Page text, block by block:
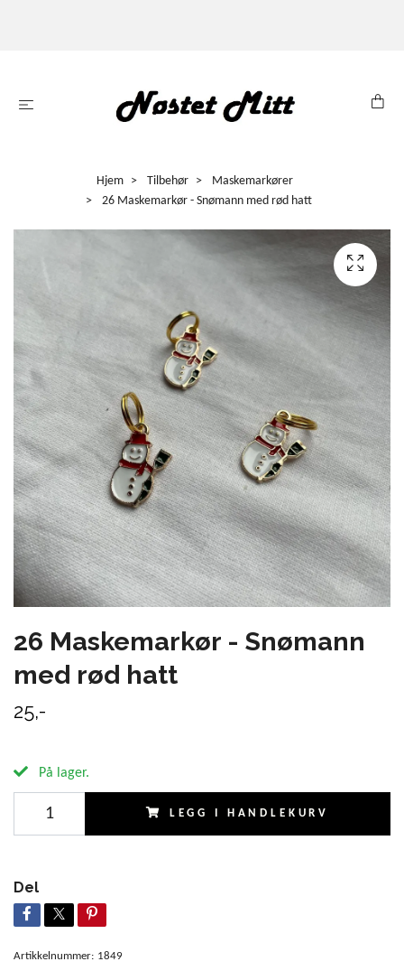
Hjem Tilbehør
Maskemarkører
26 Maskemarkør - Snømann med rød hatt
26 Maskemarkør - Snømann
med rød hatt
25,-
På lager.
LEGG I HANDLEKURV
Del
Artikkelnummer: 1849